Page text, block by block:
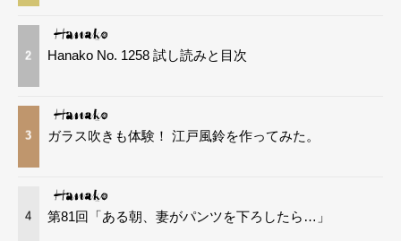
2 Hanako No. 1258 試し読みと目次
3 ガラス吹きも体験！ 江戸風鈴を作ってみた。
4 第81回「ある朝、妻がパンツを下ろしたら…」